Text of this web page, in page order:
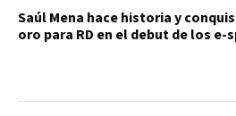
Saúl Mena hace historia y
oro para RD en el debut de los e-